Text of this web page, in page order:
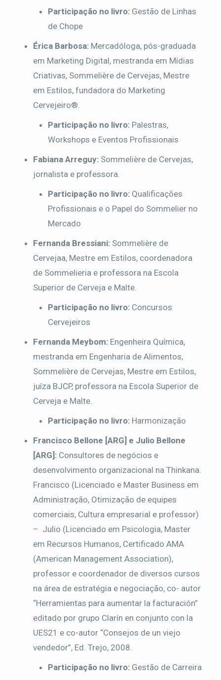
Participação no livro:Gestão de Linhas
de Chope
Érica Barbosa:Mercadóloga, pós-graduada
em Marketing Digital, mestranda em Mídias
Criativas, Sommelière de Cervejas, Mestre
em Estilos, fundadora do Marketing
Cervejeiro®.
Participação no livro:Palestras,
Workshops e Eventos Profissionais
Fabiana Arreguy:Sommelière de Cervejas,
jornalista e professora.
Participação no livro:Qualificações
Profissionais e o Papel do Sommelier no
Mercado
Fernanda Bressiani:Sommelière de
Cervejaa, Mestre em Estilos, coordenadora
de Sommelieria e professora na Escola
Superior de Cerveja e Malte.
Participação no livro:Concursos
Cervejeiros
Fernanda Meybom:Engenheira Química,
mestranda em Engenharia de Alimentos,
Sommelière de Cervejas, Mestre em Estilos,
juíza BJCP, professora na Escola Superior de
Cerveja e Malte.
Participação no livro:Harmonização
Francisco Bellone [ARG] e Julio Bellone
[ARG]: Consultores de negócios e
desenvolvimento organizacional na Thinkana.
Francisco (Licenciado e Master Business em
Administração, Otimização de equipes
comerciais, Cultura empresarial e professor)
– Julio (Licenciado em Psicologia, Master
em Recursos Humanos, Certificado AMA
(American Management Association),
professor e coordenador de diversos cursos
na área de estratégia e negociação, co- autor
“Herramientas para aumentar la facturación”
editado por grupo Clarín en conjunto con la
UES21 e co-autor “Consejos de un viejo
vendedor”, Ed. Trejo, 2008.
Participação no livro:Gestão de Carreira